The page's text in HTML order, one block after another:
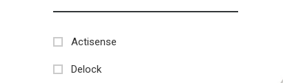
Actisense
Delock